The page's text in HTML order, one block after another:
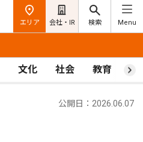
エリア 会社・IR 検索 Menu
文化 社会 教育 ス
公開日：2026.06.07